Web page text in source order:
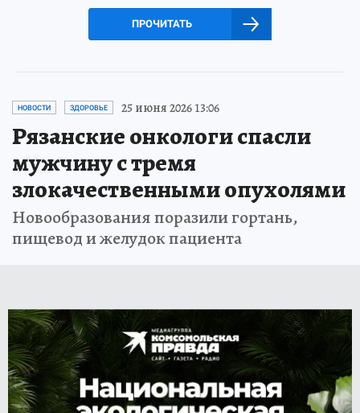
ПРОЧИТАТЬ
НОВОСТИ ЗДОРОВЬЕ 25 июня 2026 13:06
Рязанские онкологи спасли
мужчину с тремя
злокачественными опухолями
Новообразования поразили гортань,
пищевод и желудок пациента